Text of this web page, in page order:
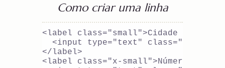
Como criar uma linha
<label class="small">Cidade *
<input type="text"
</label>
<label class="x-small">Número *